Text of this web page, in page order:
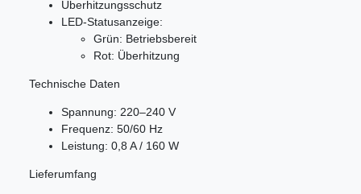
Überhitzungsschutz
LED-Statusanzeige:
Grün: Betriebsbereit
Rot: Überhitzung
Technische Daten
Spannung: 220–240 V
Frequenz: 50/60 Hz
Leistung: 0,8 A / 160 W
Lieferumfang